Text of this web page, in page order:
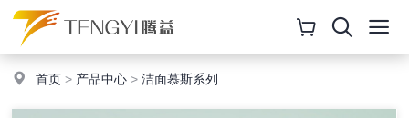
首页 > 产品中心 >洁面慕斯系列